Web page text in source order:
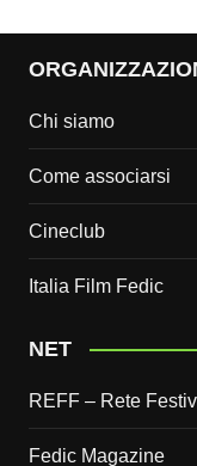
Chi siamo
Come associarsi
Cineclub
Italia Film Fedic
NET
REFF – Rete
Fedic Magazine